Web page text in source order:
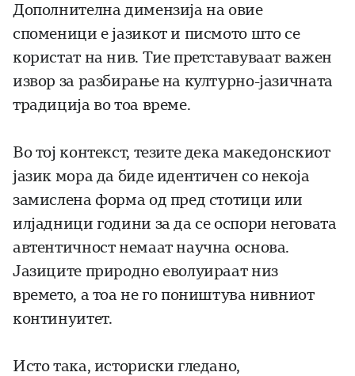
Дополнителна димензија на овие
споменици е јазикот и писмото што се
користат на нив. Тие претставуваат важен
извор за разбирање на културно-јазичната
традиција во тоа време.
Во тој контекст, тезите дека македонскиот
јазик мора да биде идентичен со некоја
замислена форма од пред стотици или
илјадници години за да се оспори неговата
автентичност немаат научна основа.
Јазиците природно еволуираат низ
времето, а тоа не го поништува нивниот
континуитет.
Исто така, историски гледано,